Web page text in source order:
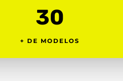
30
+ DE MODELOS